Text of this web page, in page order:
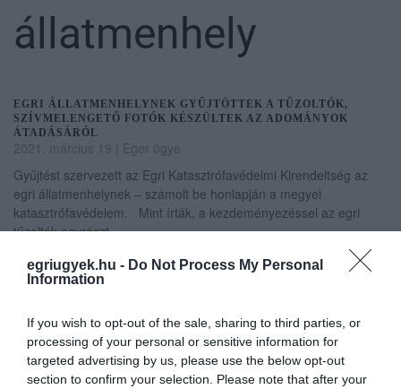
egriugyek.hu - Do Not Process My Personal
Information
If you wish to opt-out of the sale, sharing to third parties, or
processing of your personal or sensitive information for
targeted advertising by us, please use the below opt-out
section to confirm your selection. Please note that after your
állatmenhely
EGRI ÁLLATMENHELYNEK GYŰJTÖTTEK A TŰZOLTÓK,
SZÍVMELENGETŐ FOTÓK KÉSZÜLTEK AZ ADOMÁNYOK
ÁTADÁSÁRÓL
2021. március 19
Eger ügye
Gyűjtést szervezett az Egri Katasztrófavédelmi Kirendeltség az
egri állatmenhelynek – számolt be honlapján a megyei
katasztrófavédelem. Mint írták, a kezdeményezéssel az egri
tűzoltók egyrészt ...
ROSSZUL VISELIK A HŐSÉGET AZ IDŐS KUTYUSOK,
Közösségi oldalán kért segítséget az egri Állatokat Védjük Együtt
Alapítvány. Azt írták, hirtelen számos öreg kutyájuk lett rosszul
ebben a hőségben, az állatok szervezete nem bírja ezt az óriás...